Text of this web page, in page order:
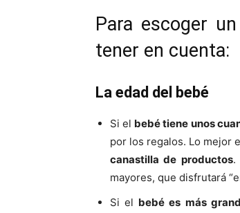
Para escoger
tener en cuenta:
La edad del bebé
Si el bebé tiene unos
por los regalos. Lo mejor
canastilla de productos.
mayores, que disfrutará
Si el bebé es más